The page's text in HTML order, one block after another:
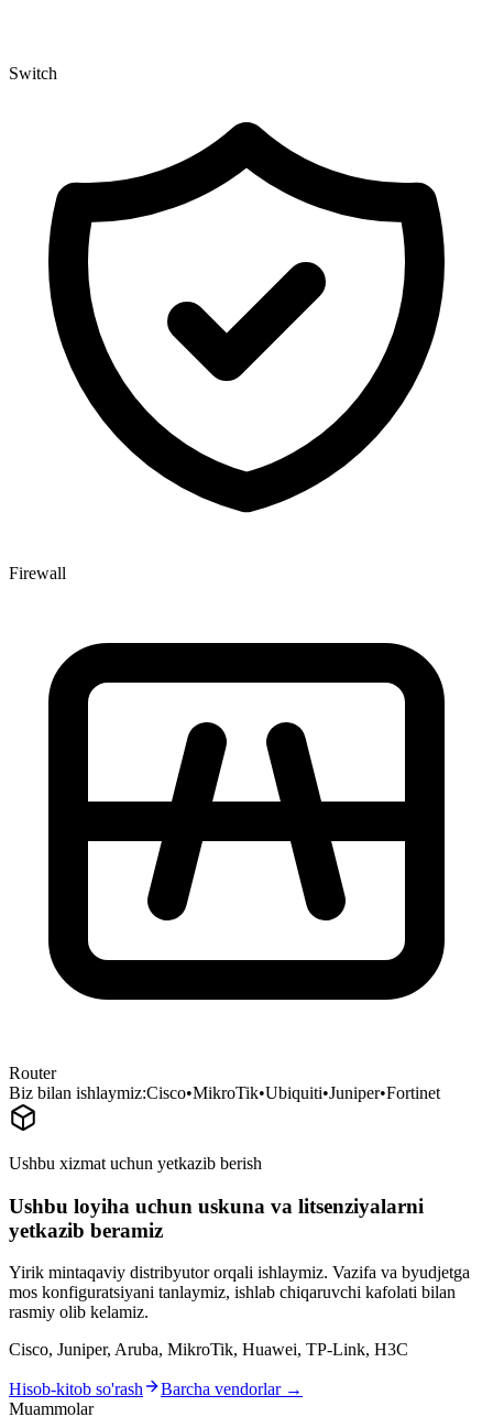
Switch
Firewall
Router
Biz bilan ishlaymiz:Cisco•MikroTik•Ubiquiti•Juniper•Fortinet
Ushbu xizmat uchun yetkazib berish
Ushbu loyiha uchun uskuna va litsenziyalarni
yetkazib beramiz
Yirik mintaqaviy distribyutor orqali ishlaymiz. Vazifa va byudjetga
mos konfiguratsiyani tanlaymiz, ishlab chiqaruvchi kafolati bilan
rasmiy olib kelamiz.
Cisco, Juniper, Aruba, MikroTik, Huawei, TP-Link, H3C
Hisob-kitob so'rash
Barcha vendorlar →
Muammolar